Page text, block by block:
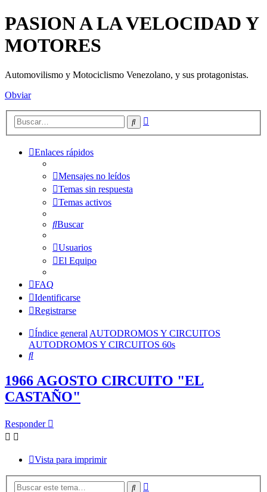
PASION A LA VELOCIDAD Y
MOTORES
Automovilismo y Motociclismo Venezolano, y sus protagonistas.
Obviar
Buscar
Enlaces rápidos
Mensajes no leídos
Temas sin respuesta
Temas activos
Buscar
Usuarios
El Equipo
FAQ
Identificarse
Registrarse
Índice generalAUTODROMOS Y CIRCUITOS
AUTODROMOS Y CIRCUITOS 60s
Buscar
1966 AGOSTO CIRCUITO "EL
CASTAÑO"
Responder
Vista para imprimir
Buscar